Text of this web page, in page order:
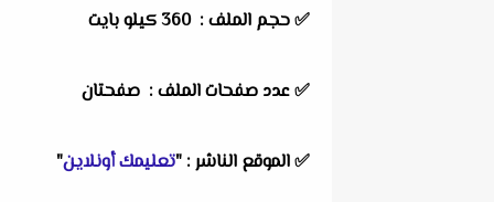
✅ حجم الملف : 360 كيلو بايت
✅ عدد صفحات الملف : صفحتان
✅الموقع الناشر : "تعليمك أونلاين"